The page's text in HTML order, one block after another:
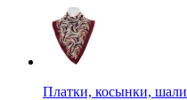
Платки, косынки, шали